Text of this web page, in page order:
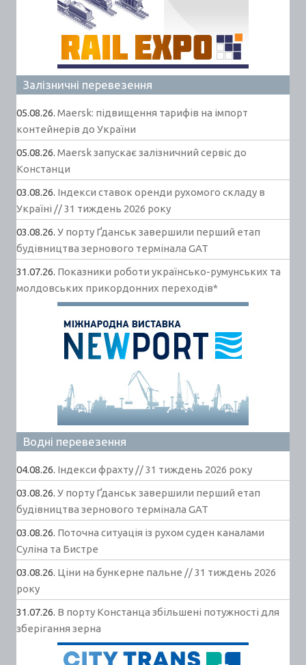
Залізничні перевезення
05.08.26. Maersk: підвищення тарифів на імпорт
контейнерів до України
05.08.26. Maersk запускає залізничний сервіс до
Констанци
03.08.26. Індекси ставок оренди рухомого складу в
Україні // 31 тиждень 2026 року
03.08.26. У порту Ґданськ завершили перший етап
будівництва зернового термінала GAT
31.07.26. Показники роботи українсько-румунських та
молдовських прикордонних переходів*
Водні перевезення
04.08.26. Індекси фрахту // 31 тиждень 2026 року
03.08.26. У порту Ґданськ завершили перший етап
будівництва зернового термінала GAT
03.08.26. Поточна ситуація із рухом суден каналами
Суліна та Бистре
03.08.26. Ціни на бункерне пальне // 31 тиждень 2026
року
31.07.26. В порту Констанца збільшені потужності для
зберігання зерна